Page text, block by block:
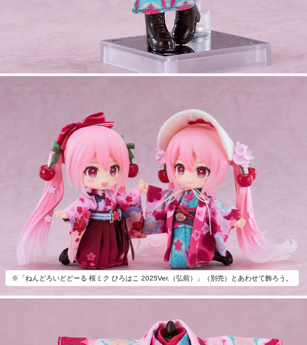
※「ねんどろいどどーる 桜ミク ひろはこ 2025Ver.（弘前）」（別売）とあわせて飾ろう。